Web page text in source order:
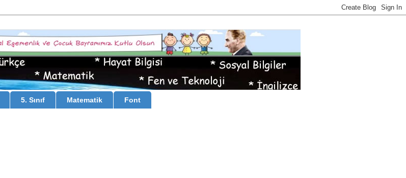
5. Sınıf Matematik Font